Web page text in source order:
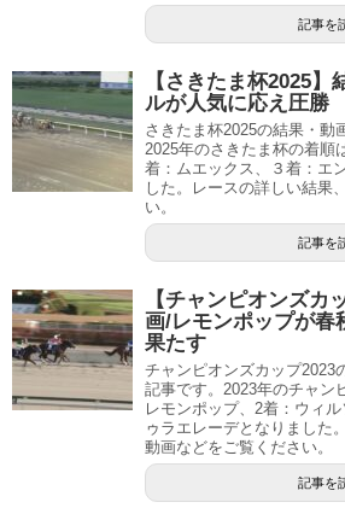
記事を
【さきたま杯2025
ルが人気に応え圧勝
さきたま杯2025の結果・動
2025年のさきたま杯の着順
着：ムエックス、３着：エ
した。レースの詳しい結果
い。
記事を
【チャンピオンズカ
画/レモンポップが春
果たす
チャンピオンズカップ2023
記事です。2023年のチャン
レモンポップ、2着：ウィ
ゥラエレーデとなりました
動画などをご覧ください。
記事を